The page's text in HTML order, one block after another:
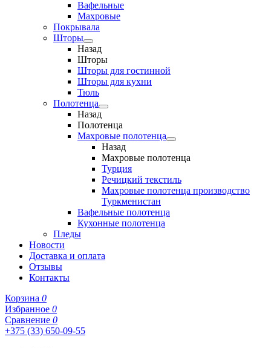
Вафельные
Махровые
Покрывала
Шторы
Назад
Шторы
Шторы для гостинной
Шторы для кухни
Тюль
Полотенца
Назад
Полотенца
Махровые полотенца
Назад
Махровые полотенца
Турция
Речицкий текстиль
Махровые полотенца производство
Туркменистан
Вафельные полотенца
Кухонные полотенца
Пледы
Новости
Доставка и оплата
Отзывы
Контакты
Корзина 0
Избранное 0
Сравнение 0
+375 (33) 650-09-55